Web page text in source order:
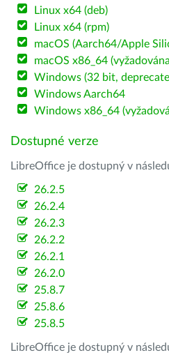
Linux x64 (deb)
Linux x64 (rpm)
macOS (Aarch64/Apple
macOS x86_64
Windows (32 bit,
Windows Aarch64
Windows x86_64
Dostupné verze
LibreOffice je dostupný v
26.2.5
26.2.4
26.2.3
26.2.2
26.2.1
26.2.0
25.8.7
25.8.6
25.8.5
LibreOffice je dostupný v